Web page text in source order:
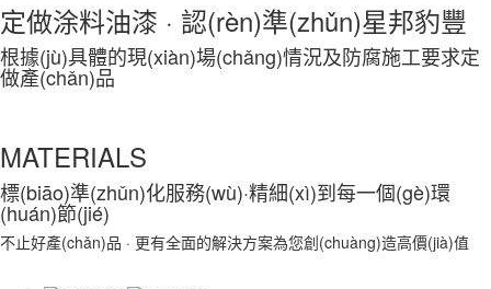
定做涂料油漆 · 認(rèn)準(zhǔn)星邦豹豐
根據(jù)具體的現(xiàn)場(chǎng)情況及防腐施工要求定
做產(chǎn)品
MATERIALS
標(biāo)準(zhǔn)化服務(wù)·精細(xì)到每一個(gè)環
(huán)節(jié)
不止好產(chǎn)品 · 更有全面的解決方案為您創(chuàng)造高價(jià)值